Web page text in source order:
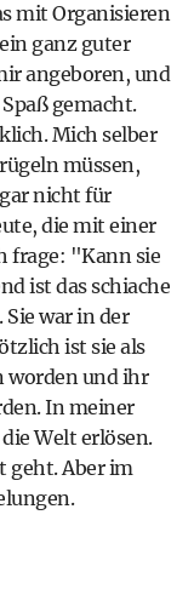
mit Organisieren
ganz guter
angeboren, und
gemacht.
Mich selber
müssen,
nicht für
die mit einer
frage: "Kann sie
ist das schiache
war in der
ist sie als
worden und ihr
In meiner
Welt erlösen.
geht. Aber im